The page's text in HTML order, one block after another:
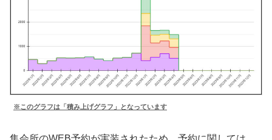
※このグラフは「積み上げグラフ」となっています